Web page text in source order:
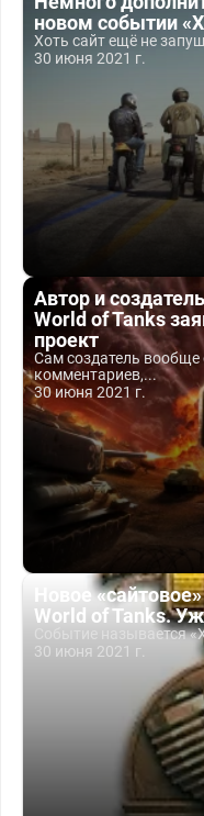
новом событии
Хоть сайт ещё не
30 июня 2021 г.
Автор и
World of Tanks
проект
Сам создатель вообще
комментариев,...
30 июня 2021 г.
Новое
World of Tanks.
Событие называется
30 июня 2021 г.